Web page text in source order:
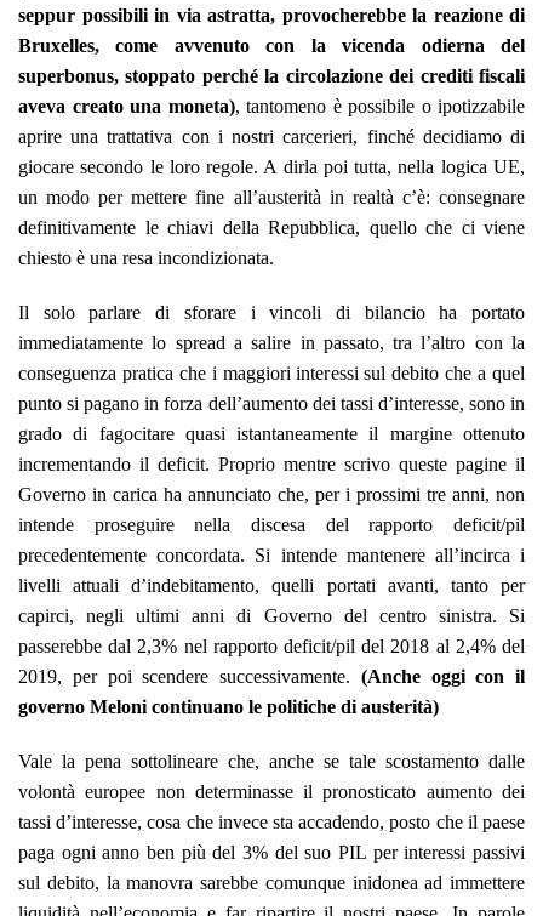
seppur possibili in via astratta, provocherebbe la reazione di
Bruxelles, come avvenuto con la vicenda odierna del
superbonus, stoppato perché la circolazione dei crediti fiscali
aveva creato una moneta), tantomeno è possibile o ipotizzabile
aprire una trattativa con i nostri carcerieri, finché decidiamo di
giocare secondo le loro regole. A dirla poi tutta, nella logica UE,
un modo per mettere fine all’austerità in realtà c’è: consegnare
definitivamente le chiavi della Repubblica, quello che ci viene
chiesto è una resa incondizionata.
Il solo parlare di sforare i vincoli di bilancio ha portato
immediatamente lo spread a salire in passato, tra l’altro con la
conseguenza pratica che i maggiori interessi sul debito che a quel
punto si pagano in forza dell’aumento dei tassi d’interesse, sono in
grado di fagocitare quasi istantaneamente il margine ottenuto
incrementando il deficit. Proprio mentre scrivo queste pagine il
Governo in carica ha annunciato che, per i prossimi tre anni, non
intende proseguire nella discesa del rapporto deficit/pil
precedentemente concordata. Si intende mantenere all’incirca i
livelli attuali d’indebitamento, quelli portati avanti, tanto per
capirci, negli ultimi anni di Governo del centro sinistra. Si
passerebbe dal 2,3% nel rapporto deficit/pil del 2018 al 2,4% del
2019, per poi scendere successivamente. (Anche oggi con il
governo Meloni continuano le politiche di austerità)
Vale la pena sottolineare che, anche se tale scostamento dalle
volontà europee non determinasse il pronosticato aumento dei
tassi d’interesse, cosa che invece sta accadendo, posto che il paese
paga ogni anno ben più del 3% del suo PIL per interessi passivi
sul debito, la manovra sarebbe comunque inidonea ad immettere